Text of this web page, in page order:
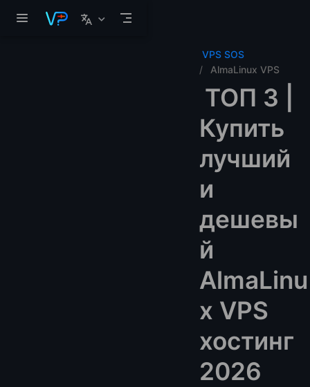
VPS SOS
AlmaLinux VPS
ТОП 3 |
Купить
лучший
и
дешевы
й
AlmaLinu
x VPS
хостинг
2026